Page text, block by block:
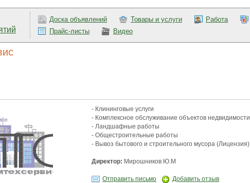
Доска объявлений Товары и услуги Работа
Прайс-листы
Видео
- Клининговые услуги
- Комплексное обслуживание объектов недвидимости
- Ландшафные работы
- Общестроительные работы
- Вывоз бытового и строительного мусора (Лицензия)
Директор: Мирошников Ю.М
Отправить письмо Добавить отзыв